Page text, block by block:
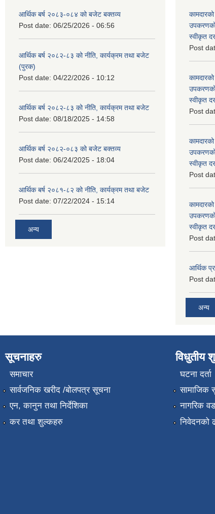
आर्थिक बर्ष २०८३-०८४ को बजेट बक्तव्य
Post date: 06/25/2026 - 06:56
आर्थिक बर्ष २०८२-८३ को नीति, कार्यक्रम तथा बजेट
(पुरक)
Post date: 04/22/2026 - 10:12
आर्थिक बर्ष २०८२-८३ को नीति, कार्यक्रम तथा बजेट
Post date: 08/18/2025 - 14:58
आर्थिक बर्ष २०८२-०८३ को बजेट बक्तव्य
Post date: 06/24/2025 - 18:04
आर्थिक बर्ष २०८१-८२ को नीति, कार्यक्रम तथा बजेट
Post date: 07/22/2024 - 15:14
अन्य
उपकरणको
स्वीकृत
Post
उपकरणको
स्वीकृत
Post
उपकरणको
स्वीकृत
Post
उपकरणको
स्वीकृत
Post
आर्थिक
Post
अन्य
सूचनाहरु
समाचार
सार्वजनिक खरीद /बोलपत्र सूचना
एन, कानुन तथा निर्देशिका
कर तथा शुल्कहरु
विधुतीय
घटना दर्ता
सामाजिक
नागरिक
निवेदनको